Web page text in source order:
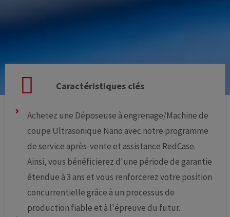
Caractéristiques clés
Achetez une Déposeuse à engrenage/Machine de
coupe Ultrasonique Nano avec notre programme
de service après-vente et assistance RedCase.
Ainsi, vous bénéficierez d'une période de garantie
étendue à 3 ans et vous renforcerez votre position
concurrentielle grâce à un processus de
production fiable et à l'épreuve du futur.